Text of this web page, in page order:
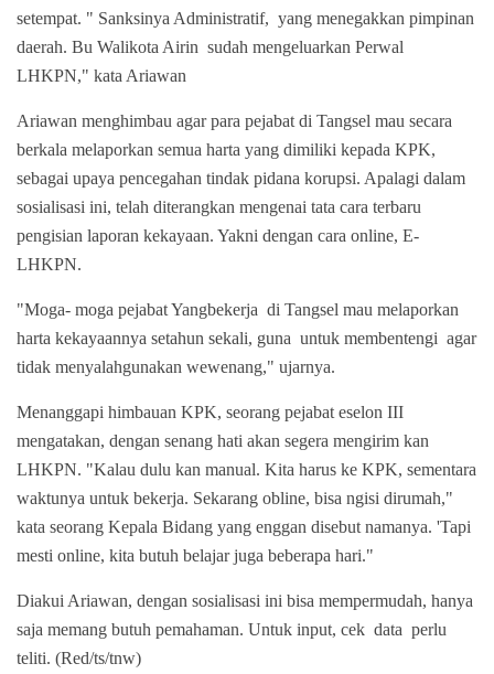
setempat. " Sanksinya Administratif, yang menegakkan pimpinan
daerah. Bu Walikota Airin sudah mengeluarkan Perwal
LHKPN," kata Ariawan
Ariawan menghimbau agar para pejabat di Tangsel mau secara
berkala melaporkan semua harta yang dimiliki kepada KPK,
sebagai upaya pencegahan tindak pidana korupsi. Apalagi dalam
sosialisasi ini, telah diterangkan mengenai tata cara terbaru
pengisian laporan kekayaan. Yakni dengan cara online, E-
LHKPN.
"Moga- moga pejabat Yangbekerja di Tangsel mau melaporkan
harta kekayaannya setahun sekali, guna untuk membentengi agar
tidak menyalahgunakan wewenang," ujarnya.
Menanggapi himbauan KPK, seorang pejabat eselon III
mengatakan, dengan senang hati akan segera mengirim kan
LHKPN. "Kalau dulu kan manual. Kita harus ke KPK, sementara
waktunya untuk bekerja. Sekarang obline, bisa ngisi dirumah,"
kata seorang Kepala Bidang yang enggan disebut namanya. 'Tapi
mesti online, kita butuh belajar juga beberapa hari."
Diakui Ariawan, dengan sosialisasi ini bisa mempermudah, hanya
saja memang butuh pemahaman. Untuk input, cek data perlu
teliti. (Red/ts/tnw)